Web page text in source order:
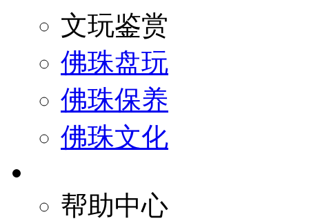
文玩鉴赏
佛珠盘玩
佛珠保养
佛珠文化
帮助中心